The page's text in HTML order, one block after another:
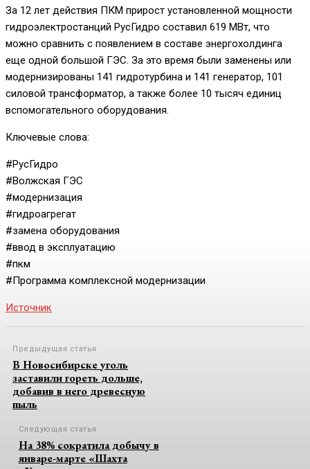
За 12 лет действия ПКМ прирост установленной мощности
гидроэлектростанций РусГидро составил 619 МВт, что
можно сравнить с появлением в составе энергохолдинга
еще одной большой ГЭС. За это время были заменены или
модернизированы 141 гидротурбина и 141 генератор, 101
силовой трансформатор, а также более 10 тысяч единиц
вспомогательного оборудования.
Ключевые слова:
#РусГидро
#Волжская ГЭС
#модернизация
#гидроагрегат
#замена оборудования
#ввод в эксплуатацию
#пкм
#Программа комплексной модернизации
Источник
Предыдущая статья
В Новосибирске уголь
заставили гореть дольше,
добавив в него древесную
пыль
Следующая статья
На 38% сократила добычу в
январе-марте «Шахта